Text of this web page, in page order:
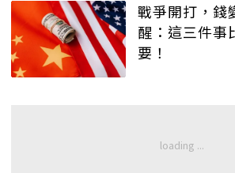
戰爭開打，錢
醒：這三件事
要！